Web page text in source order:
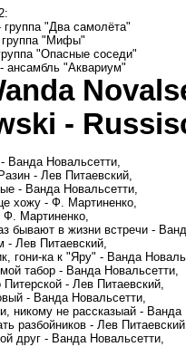
"Два самолёта"
группа "Мифы"
"Опасные соседи"
-
Ванда Новальсетти,
- Лев Питаевский,
- Ванда Новальсетти,
хожу - Ф. Мартиненко,
Ф. Мартиненко,
бывают в жизни встречи -
- Лев Питаевский,
гони-ка к "Яру" - Ванда
табор - Ванда Новальсетти,
- Лев Питаевский,
- Ванда Новальсетти,
никому не рассказыай - Ванда
разбойников - Лев
друг - Ванда Новальсетти,